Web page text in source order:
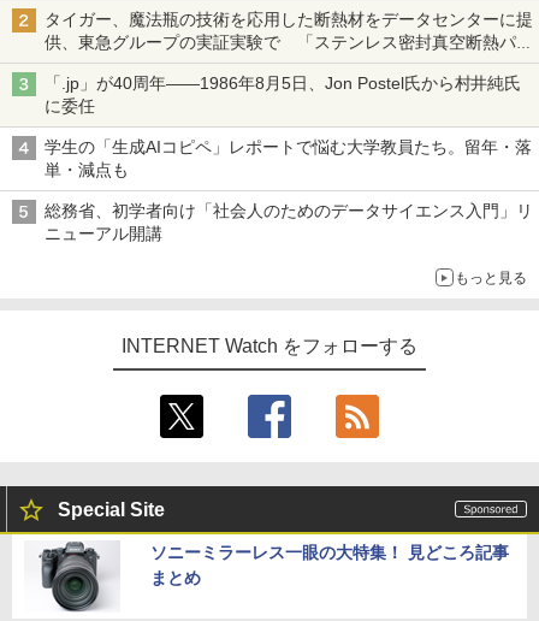
タイガー、魔法瓶の技術を応用した断熱材をデータセンターに提
供、東急グループの実証実験で 「ステンレス密封真空断熱パネ
ル TIVIP」
「.jp」が40周年――1986年8月5日、Jon Postel氏から村井純氏
に委任
学生の「生成AIコピペ」レポートで悩む大学教員たち。留年・落
単・減点も
総務省、初学者向け「社会人のためのデータサイエンス入門」リ
ニューアル開講
もっと見る
INTERNET Watch をフォローする
Special Site
ソニーミラーレス一眼の大特集！ 見どころ記事
まとめ